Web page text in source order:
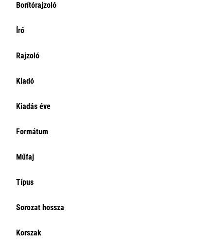
Borítórajzoló
Író
Rajzoló
Kiadó
Kiadás éve
Formátum
Műfaj
Típus
Sorozat hossza
Korszak